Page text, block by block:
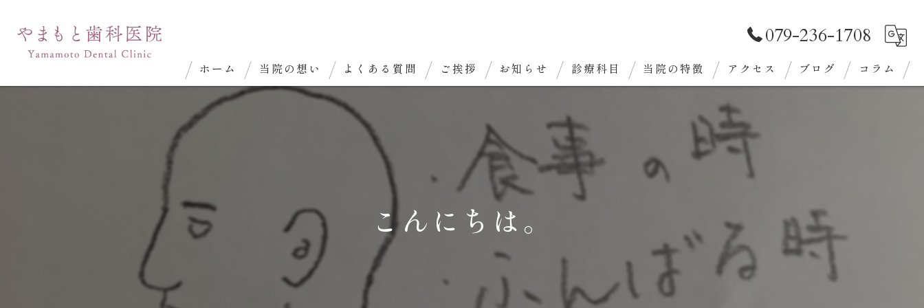
079-236-1708
ホーム 当院の想い よくある質問 ご挨拶 お知らせ 診療科目 当院の特徴
クリーニング
義歯
定期検診
アクセス ブログ コラム
こんにちは。